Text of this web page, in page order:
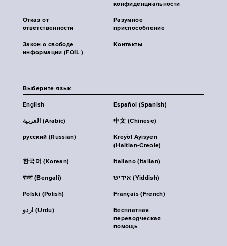
конфиденциальности
Отказ от
ответственности
Разумное
приспособление
Закон о свободе
информации (FOIL )
Контакты
Выберите язык
English Español (Spanish)
العربية (Arabic) 中文 (Chinese)
русский (Russian)
Kreyòl Ayisyen
(Haitian-Creole)
한국어 (Korean) Italiano (Italian)
বাংলা (Bengali) אידיש (Yiddish)
Polski (Polish) Français (French)
اردو (Urdu)
Бесплатная
переводческая
помощь